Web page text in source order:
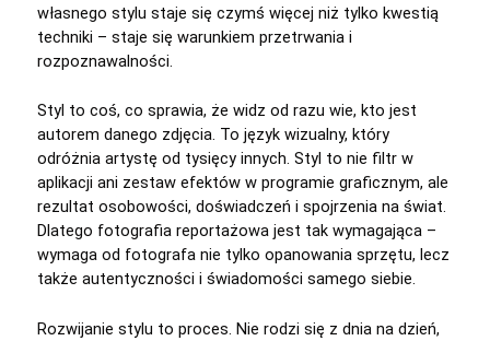
własnego stylu staje się czymś więcej niż tylko kwestią
techniki – staje się warunkiem przetrwania i
rozpoznawalności.
Styl to coś, co sprawia, że widz od razu wie, kto jest
autorem danego zdjęcia. To język wizualny, który
odróżnia artystę od tysięcy innych. Styl to nie filtr w
aplikacji ani zestaw efektów w programie graficznym, ale
rezultat osobowości, doświadczeń i spojrzenia na świat.
Dlatego fotografia reportażowa jest tak wymagająca –
wymaga od fotografa nie tylko opanowania sprzętu, lecz
także autentyczności i świadomości samego siebie.
Rozwijanie stylu to proces. Nie rodzi się z dnia na dzień,